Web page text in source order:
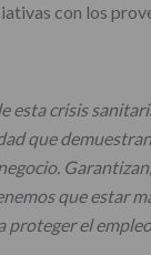
con los
esta crisis
que
que estar
proteger el empleo